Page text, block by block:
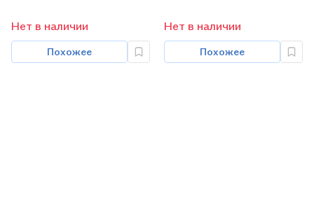
Нет в наличии
Похожее
3 книг)
Нет в наличии
Похожее